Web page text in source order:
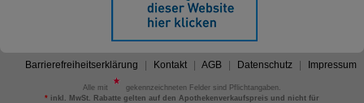
Barrierefreiheitserklärung Kontakt AGB Datenschutz Impressum
Alle mit
gekennzeichneten Felder sind Pflichtangaben.
*inkl. MwSt. Rabatte gelten auf den Apothekenverkaufspreis und nicht für